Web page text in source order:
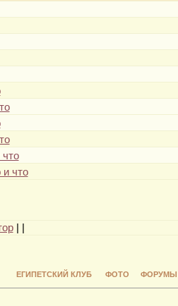
что
и что
|
ЕГИПЕТСКИЙ КЛУБ ФОТО ФОРУМЫ